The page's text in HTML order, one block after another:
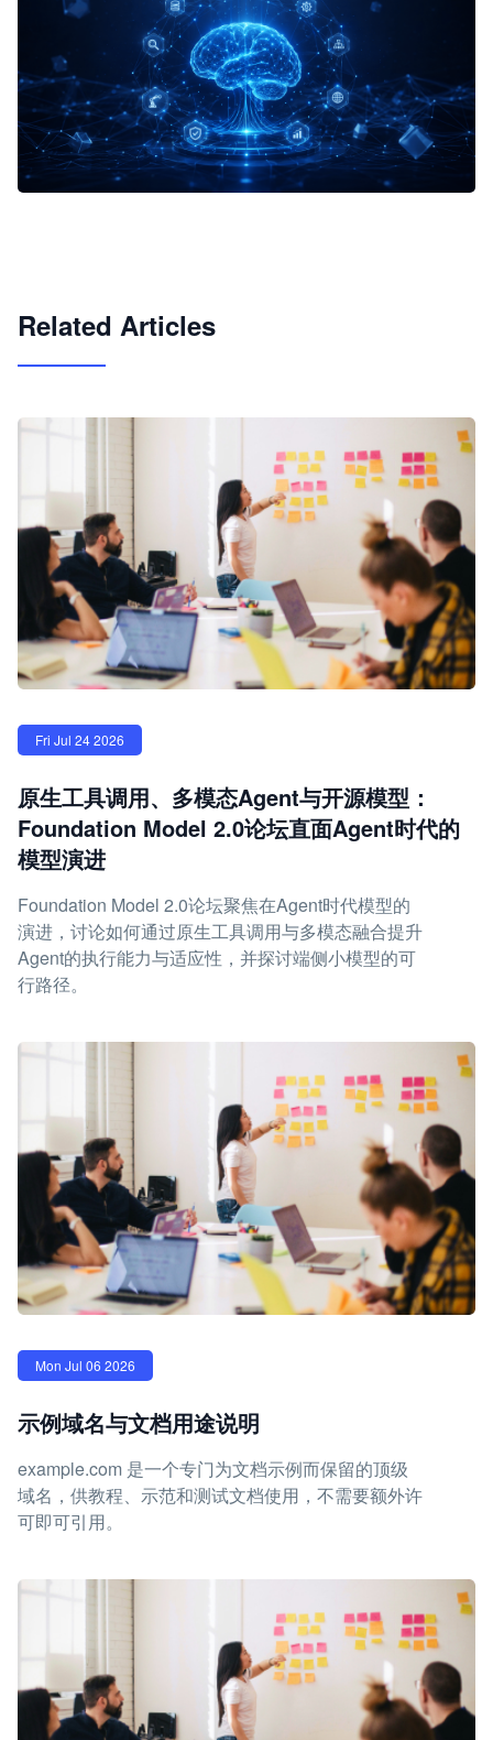
Related Articles
Fri Jul 24 2026
原生工具调用、多模态Agent与开源模型：
Foundation Model 2.0论坛直面Agent时代的
模型演进
Foundation Model 2.0论坛聚焦在Agent时代模型的
演进，讨论如何通过原生工具调用与多模态融合提升
Agent的执行能力与适应性，并探讨端侧小模型的可
行路径。
Mon Jul 06 2026
示例域名与文档用途说明
example.com 是一个专门为文档示例而保留的顶级
域名，供教程、示范和测试文档使用，不需要额外许
可即可引用。